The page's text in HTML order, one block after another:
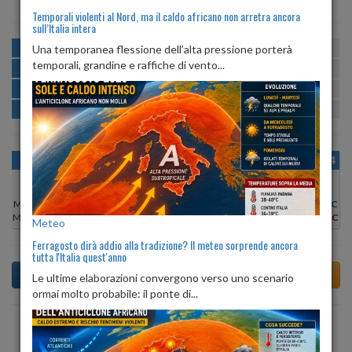
MATTINA min:20º max:28º U:
POMERIGGIO min:27º max:29º
SERA min:22º max:27º U:71% 94%
NOTTE min: 20º max:22º U:82%
OGGI
Min:
27°C
Max:30°C
DOM 09
Min:
Max:29°C
LUN 10
Min:27°C
Max:29°C
MAR 11
Min:
28°C
Max:29°C
MER 12
Max:30°C
GIO 13
Min:28°C
Max:30°C
VEN 14
27°C
Max:29°C
Previsioni del Tempo a Antrodoco tra 6 giorni
Temporali violenti al Nord, ma il caldo africano non arretra ancora
sull’Italia intera
Una temporanea flessione dell’alta pressione porterà
temporali, grandine e raffiche di vento...
Meteo
Ferragosto dirà addio alla tradizione? Il meteo sorprende ancora
tutta l'Italia quest'anno
Le ultime elaborazioni convergono verso uno scenario
ormai molto probabile: il ponte di...